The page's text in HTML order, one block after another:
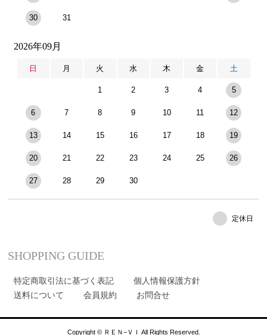
30 31
2026年09月
日 月 火 水 木 金 土
1 2 3 4 5
6 7 8 9 10 11 12
13 14 15 16 17 18 19
20 21 22 23 24 25 26
27 28 29 30
定休日
SHOPPING GUIDE
特定商取引法に基づく表記
個人情報保護方針
送料について
会員規約 お問合せ
Copyright © ＲＥＮ−ＶＩ All Rights Reserved.